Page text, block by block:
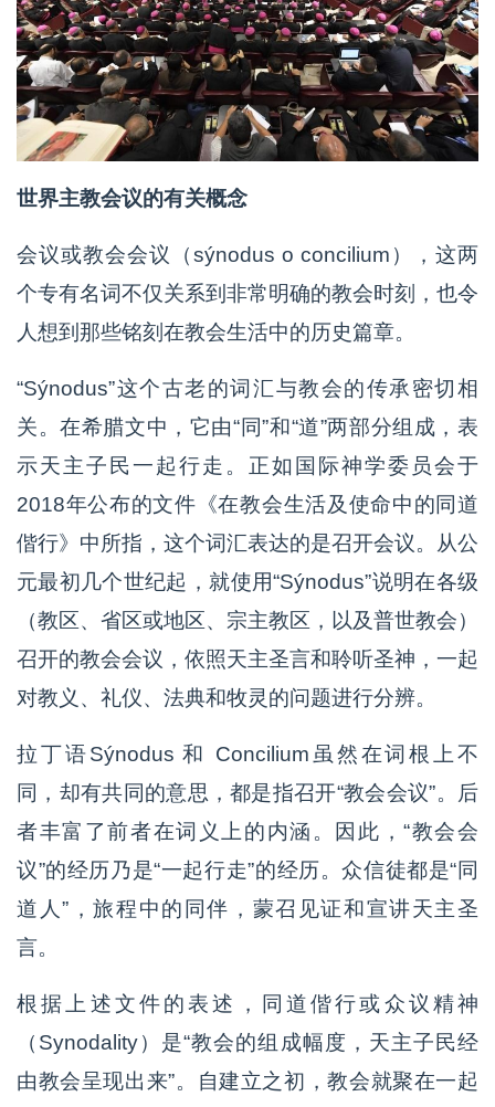
世界主教会议的有关概念
会议或教会会议（sýnodus o concilium），这两
个专有名词不仅关系到非常明确的教会时刻，也令
人想到那些铭刻在教会生活中的历史篇章。
“Sýnodus”这个古老的词汇与教会的传承密切相
关。在希腊文中，它由“同”和“道”两部分组成，表
示天主子民一起行走。正如国际神学委员会于
2018年公布的文件《在教会生活及使命中的同道
偕行》中所指，这个词汇表达的是召开会议。从公
元最初几个世纪起，就使用“Sýnodus”说明在各级
（教区、省区或地区、宗主教区，以及普世教会）
召开的教会会议，依照天主圣言和聆听圣神，一起
对教义、礼仪、法典和牧灵的问题进行分辨。
拉丁语Sýnodus 和 Concilium虽然在词根上不
同，却有共同的意思，都是指召开“教会会议”。后
者丰富了前者在词义上的内涵。因此，“教会会
议”的经历乃是“一起行走”的经历。众信徒都是“同
道人”，旅程中的同伴，蒙召见证和宣讲天主圣
言。
根据上述文件的表述，同道偕行或众议精神
（Synodality）是“教会的组成幅度，天主子民经
由教会呈现出来”。自建立之初，教会就聚在一起